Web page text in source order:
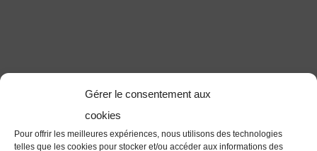
Gérer le consentement aux
cookies
Pour offrir les meilleures expériences, nous utilisons des technologies
telles que les cookies pour stocker et/ou accéder aux informations des